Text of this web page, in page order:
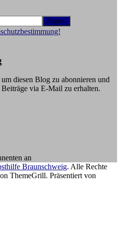
diesen Blog zu abonnieren und
via E-Mail zu erhalten.
an
Braunschweig. Alle Rechte
ThemeGrill. Präsentiert von